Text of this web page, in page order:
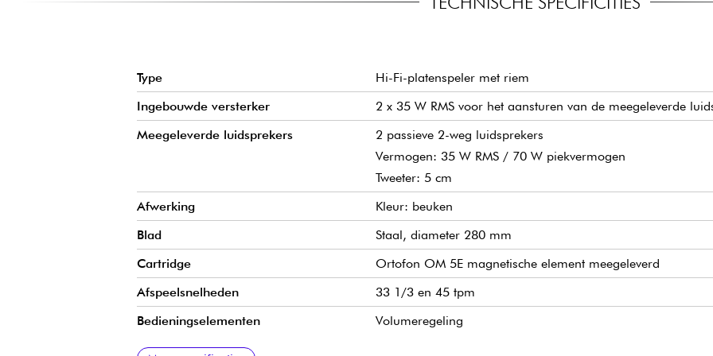
Type
Hi-Fi-platenspeler met riem
Ingebouwde versterker
2 x 35 W RMS voor het aansturen van de meegeleverde
Meegeleverde luidsprekers
2 passieve 2-weg luidsprekers
Vermogen: 35 W RMS / 70 W piekvermogen
Tweeter: 5 cm
Afwerking
Kleur: beuken
Blad
Staal, diameter 280 mm
Cartridge
Ortofon OM 5E magnetische element meegeleverd
Afspeelsnelheden
33 1/3 en 45 tpm
Bedieningselementen
Volumeregeling
Toonarm
Prestaties
Kenmerken van de pick-up
Voorversterker
Aansluitingen
Meegeleverde accessoires
Afmetingen
Gewicht